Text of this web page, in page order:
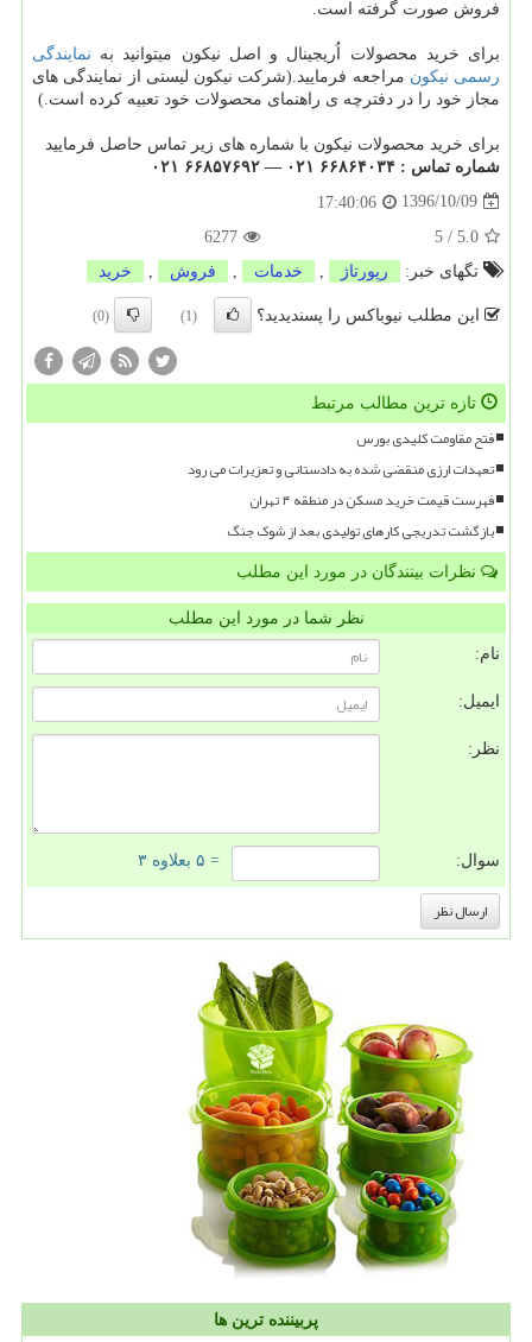
فروش صورت گرفته است.
برای خرید محصولات اُریجینال و اصل نیکون میتوانید به نمایندگی
رسمی نیکون مراجعه فرمایید.(شرکت نیکون لیستی از نمایندگی های
مجاز خود را در دفترچه ی راهنمای محصولات خود تعبیه کرده است.)
برای خرید محصولات نیکون با شماره های زیر تماس حاصل فرمایید
شماره تماس : ۶۶۸۶۴۰۳۴ ۰۲۱ — ۶۶۸۵۷۶۹۲ ۰۲۱
1396/10/09
17:40:06
5.0
/
5
6277
تگهای خبر:
رپورتاژ , خدمات , فروش , خرید
این مطلب نیوباکس را پسندیدید؟ (1)
(0)
تازه ترین مطالب مرتبط
فتح مقاومت کلیدی بورس
تعهدات ارزی منقضی شده به دادستانی و تعزیرات می رود
فهرست قیمت خرید مسکن در منطقه ۴ تهران
بازگشت تدریجی کارهای تولیدی بعد از شوک جنگ
نظرات بینندگان در مورد این مطلب
نظر شما در مورد این مطلب
نام:
ایمیل:
نظر:
سوال: = ۵ بعلاوه ۳
پربیننده ترین ها